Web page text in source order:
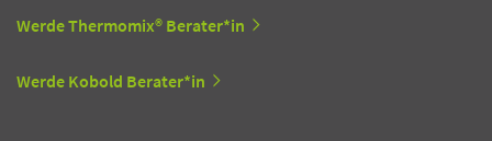
Werde Thermomix® Berater*in
Werde Kobold Berater*in